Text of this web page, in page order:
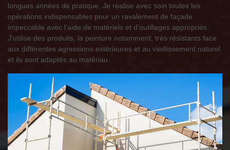
longues années de pratique. Je réalise avec soin toutes les
opérations indispensables pour un ravalement de façade
impeccable avec l’aide de matériels et d’outillages appropriés.
J’utilise des produits, la peinture notamment, très résistants face
aux différentes agressions extérieures et au vieillissement naturel
et ils sont adaptés au matériau.